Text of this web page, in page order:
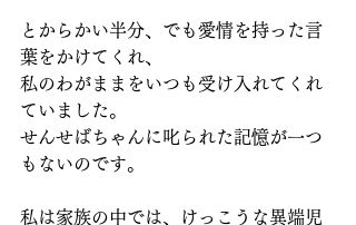
とからかい半分、でも愛情を持った言
葉をかけてくれ、
私のわがままをいつも受け入れてくれ
ていました。
せんせばちゃんに叱られた記憶が一つ
もないのです。
私は家族の中では、けっこうな異端児